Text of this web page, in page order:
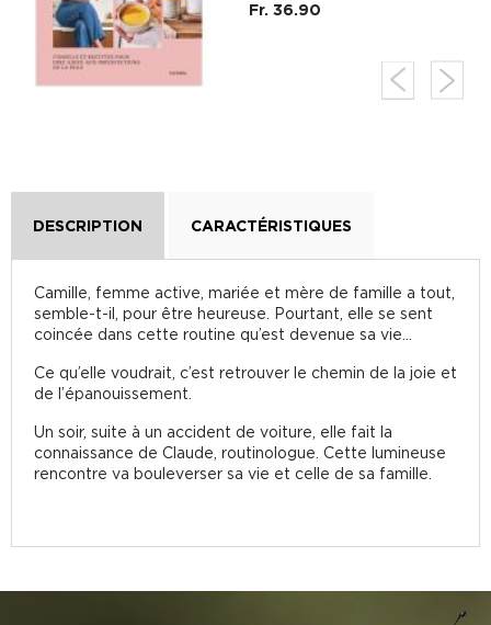
Fr. 36.90
DESCRIPTION CARACTÉRISTIQUES
Camille, femme active, mariée et mère de famille a tout,
semble-t-il, pour être heureuse. Pourtant, elle se sent
coincée dans cette routine qu’est devenue sa vie…
Ce qu’elle voudrait, c’est retrouver le chemin de la joie et
de l’épanouissement.
Un soir, suite à un accident de voiture, elle fait la
connaissance de Claude, routinologue. Cette lumineuse
rencontre va bouleverser sa vie et celle de sa famille.